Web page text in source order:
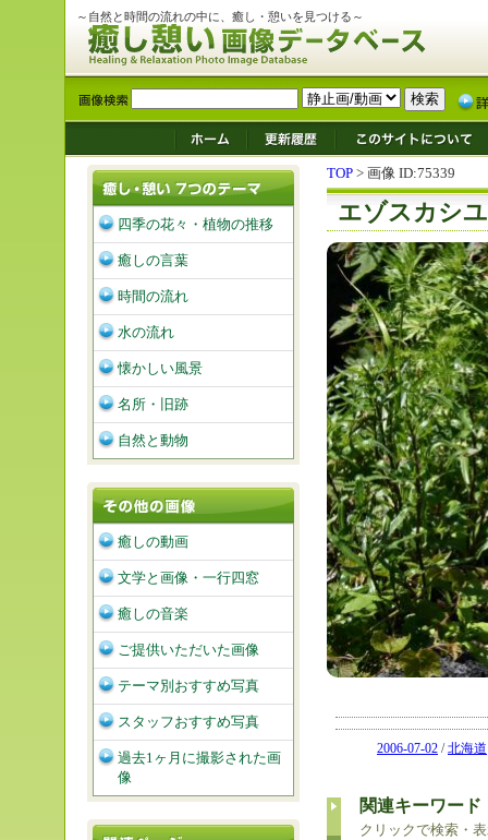
～自然と時間の流れの中に、癒し・憩いを見つける～
TOP > 画像 ID:75339
エゾスカシ
2006-07-02 /北海道
関連キーワード
クリックで検索・
四季の花々・植物の推移
癒しの言葉
時間の流れ
水の流れ
懐かしい風景
名所・旧跡
自然と動物
癒しの動画
文学と画像・一行四窓
癒しの音楽
ご提供いただいた画像
テーマ別おすすめ写真
スタッフおすすめ写真
過去1ヶ月に撮影された画
像